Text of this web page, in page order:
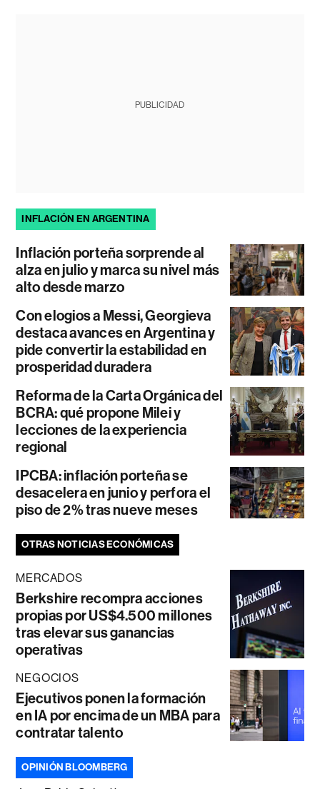
PUBLICIDAD
INFLACIÓN EN ARGENTINA
Inflación porteña sorprende al
alza en julio y marca su nivel más
alto desde marzo
Con elogios a Messi, Georgieva
destaca avances en Argentina y
pide convertir la estabilidad en
prosperidad duradera
Reforma de la Carta Orgánica del
BCRA: qué propone Milei y
lecciones de la experiencia
regional
IPCBA: inflación porteña se
desacelera en junio y perfora el
piso de 2% tras nueve meses
OTRAS NOTICIAS ECONÓMICAS
MERCADOS
Berkshire recompra acciones
propias por US$4.500 millones
tras elevar sus ganancias
operativas
NEGOCIOS
Ejecutivos ponen la formación
en IA por encima de un MBA para
contratar talento
OPINIÓN BLOOMBERG